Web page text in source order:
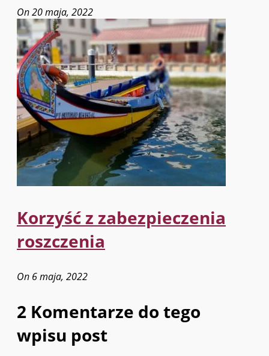
On 20 maja, 2022
Korzyść z zabezpieczenia
roszczenia
On 6 maja, 2022
2 Komentarze do tego
wpisu post